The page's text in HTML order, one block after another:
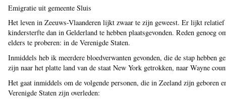
Emigratie uit gemeente Sluis
Het leven in Zeeuws-Vlaanderen lijkt zwaar te zijn geweest. Er lijkt relatief
kindersterfte dan in Gelderland te hebben plaatsgevonden. Reden genoeg
elders te proberen: in de Verenigde Staten.
Inmiddels heb ik meerdere bloedverwanten gevonden, die de stap hebben
zijn naar het platte land van de staat New York getrokken, naar Wayne
Het gaat inmiddels om de volgende personen, die in Zeeland zijn geboren
Verenigde Staten zijn overleden: